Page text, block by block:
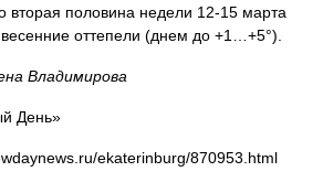
вторая половина недели 12-15 марта
оттепели (днем до +1…+5°).
Владимирова
День»
ekaterinburg/870953.html